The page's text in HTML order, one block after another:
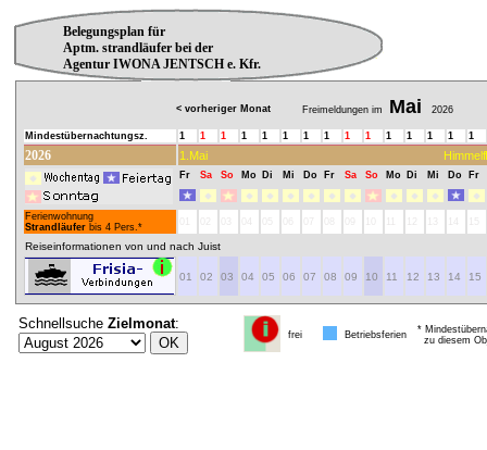
Belegungsplan für
Aptm. strandläufer bei der
Agentur IWONA JENTSCH e. Kfr.
< vorheriger Monat Freimeldungen im Mai 2026
Mindestübernachtungsz. 1 1 1 1 1 1 1 1 1 1 1 1 1 1 1
2026 1.Mai
Fr Sa So Mo Di Mi Do Fr Sa So Mo Di Mi Do Fr
Ferienwohnung
Strandläufer bis 4 Pers.*
Reiseinformationen von und nach Juist
01 02 03 04 05 06 07 08 09 10 11 12 13 14 15
Schnellsuche Zielmonat:
frei Betriebsferien
*
zu diesem